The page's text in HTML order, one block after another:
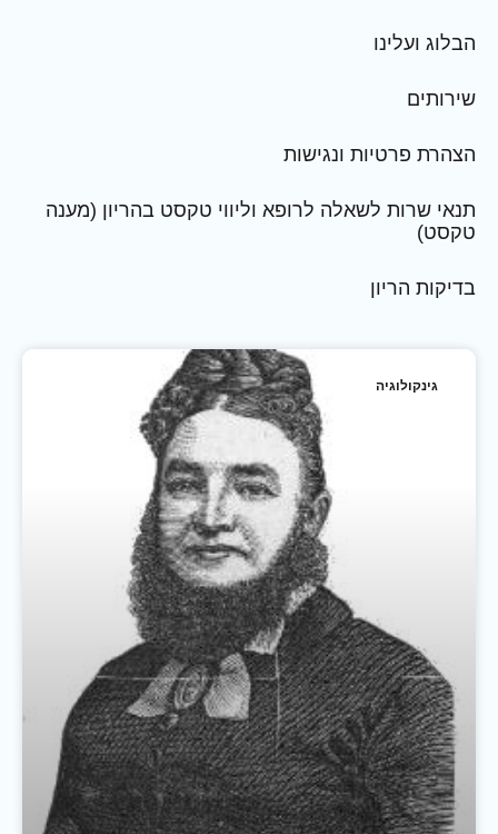
הבלוג ועלינו
שירותים
הצהרת פרטיות ונגישות
תנאי שרות לשאלה לרופא וליווי טקסט בהריון (מענה
טקסט)
בדיקות הריון
גינקולוגיה